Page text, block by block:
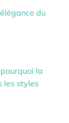
du
la
les styles